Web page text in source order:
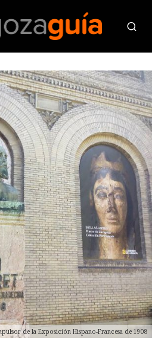
de la Exposición Hispano-Francesa de 1908